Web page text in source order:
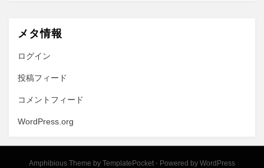
メタ情報
ログイン
投稿フィード
コメントフィード
WordPress.org
Amphibious Theme by TemplatePocket ⋅ Powered by WordPress